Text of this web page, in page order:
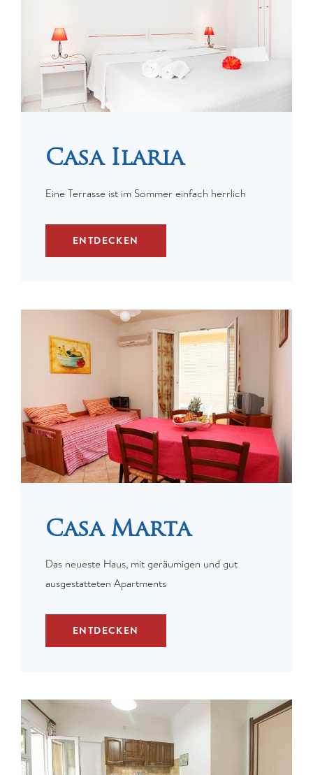
Casa Ilaria
Eine Terrasse ist im Sommer einfach herrlich
ENTDECKEN
Casa Marta
Das neueste Haus, mit geräumigen und gut
ausgestatteten Apartments
ENTDECKEN